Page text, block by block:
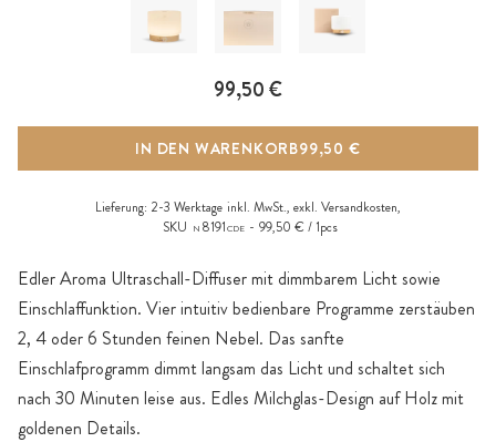
Edler Aroma Ultraschall-Diffuser mit dimmbarem Licht sowie
Einschlaffunktion. Vier intuitiv bedienbare Programme zerstäuben
2, 4 oder 6 Stunden feinen Nebel. Das sanfte
Einschlafprogramm dimmt langsam das Licht und schaltet sich
nach 30 Minuten leise aus. Edles Milchglas-Design auf Holz mit
goldenen Details.
99,50 €
IN DEN WARENKORB99,50 €
Lieferung: 2-3 Werktage inkl. MwSt., exkl. Versandkosten,
SKU
N 8191CDE 99,50 € / 1pcs